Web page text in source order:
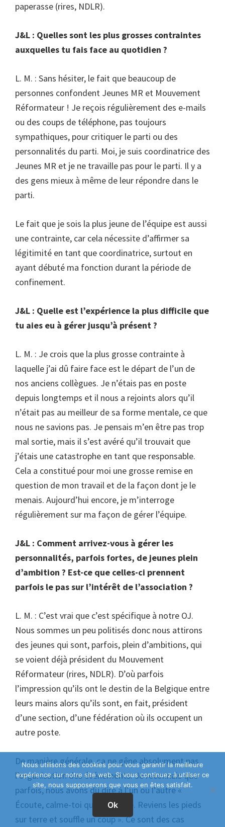
paperasse (rires, NDLR).
J&L : Quelles sont les plus grosses contraintes
auxquelles tu fais face au quotidien ?
L. M. : Sans hésiter, le fait que beaucoup de
personnes confondent Jeunes MR et Mouvement
Réformateur ! Je reçois régulièrement des e-mails
ou des coups de téléphone, pas toujours
sympathiques, pour critiquer le parti ou des
personnalités du parti. Moi, je suis coordinatrice des
Jeunes MR et je ne travaille pas pour le parti. Il y a
des gens mieux à même de leur répondre dans le
parti.
Le fait que je sois la plus jeune de l’équipe est aussi
une contrainte, car cela nécessite d’affirmer sa
légitimité en tant que coordinatrice, surtout en
ayant débuté ma fonction durant la période de
confinement.
J&L : Quelle est l’expérience la plus difficile que
tu aies eu à gérer jusqu’à présent ?
L. M. : Je crois que la plus grosse contrainte à
laquelle j’ai dû faire face est le départ de l’un de
nos anciens collègues. Je n’étais pas en poste
depuis longtemps et il nous a rejoints alors qu’il
n’était pas au meilleur de sa forme mentale, ce que
nous ne savions pas. Je pensais m’en être pas trop
mal sortie, mais il s’est avéré qu’il trouvait que
j’étais une catastrophe en tant que responsable.
Cela a constitué pour moi une grosse remise en
question de mon travail et de la façon dont je le
menais. Aujourd’hui encore, je m’interroge
régulièrement sur ma façon de gérer l’équipe.
J&L : Comment arrivez-vous à gérer les
personnalités, parfois fortes, de jeunes plein
d’ambition ? Est-ce que celles-ci prennent
parfois le pas sur l’intérêt de l’association ?
L. M. : C’est vrai que c’est spécifique à notre OJ.
Nous sommes un peu politisés donc nous attirons
des jeunes qui sont, parfois, plein d’ambitions, qui
se voient déjà président du Mouvement
Réformateur (rires, NDLR). D’où parfois
l’impression qu’ils ont le destin de la Belgique entre
leurs mains alors qu’ils sont, en fait, président
d’une section, d’une fédération où ils occupent un
autre poste.
De manière générale, ça ne gêne absolument pas
l’organisation des événements. Je reconnais que
parfois, nous avons dû dire à l’un ou l’autre «
Écoute, calme-toi quand même. Reviens les pieds
sur terre et souffle un coup ». Ce sont des cas
Nous utilisons des cookies pour vous garantir la meilleure
expérience sur notre site web. Si vous continuez à utiliser ce
site, nous supposerons que vous en êtes satisfait.
Ok